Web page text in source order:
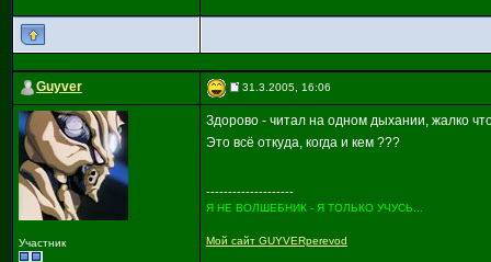
Guyver 31.3.2005, 16:06
Участник
Здорово - читал на одном дыхании, жалко
Это всё откуда, когда и кем ???
--------------------
Я НЕ ВОЛШЕБНИК - Я ТОЛЬКО УЧУСЬ...
Мой сайт GUYVERperevod